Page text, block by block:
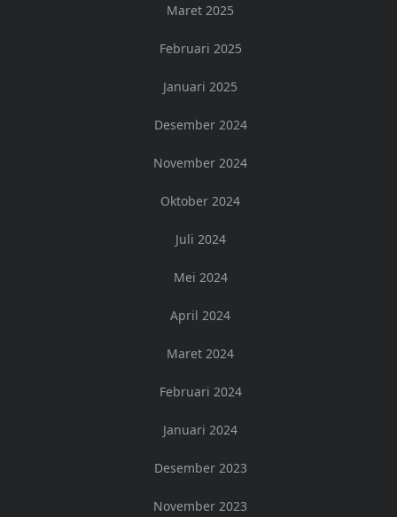
Maret 2025
Februari 2025
Januari 2025
Desember 2024
November 2024
Oktober 2024
Juli 2024
Mei 2024
April 2024
Maret 2024
Februari 2024
Januari 2024
Desember 2023
November 2023